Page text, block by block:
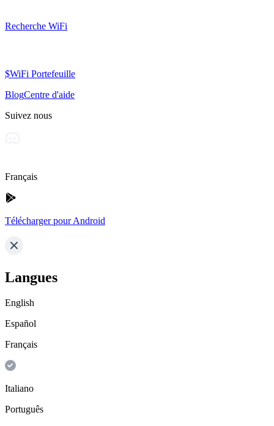
Recherche WiFi
$WiFi Portefeuille
BlogCentre d'aide
Suivez nous
Français
Télécharger pour Android
Langues
English
Español
Français
Italiano
Português